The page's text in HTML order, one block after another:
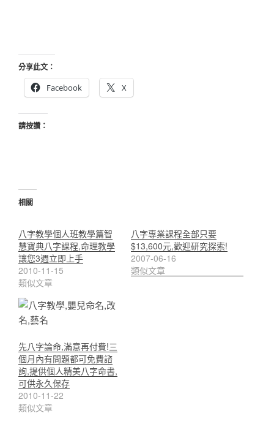
分享此文：
Facebook
X
請按讚：
相關
八字教學個人班教學篇智
慧寶典八字課程,命理教學
讓您3週立即上手
2010-11-15
類似文章
八字專業課程全部只要
$13,600元,歡迎研究探索!
2007-06-16
類似文章
先八字論命,滿意再付費!三
個月內有問題都可免費諮
詢,提供個人精美八字命書,
可供永久保存
2010-11-22
類似文章